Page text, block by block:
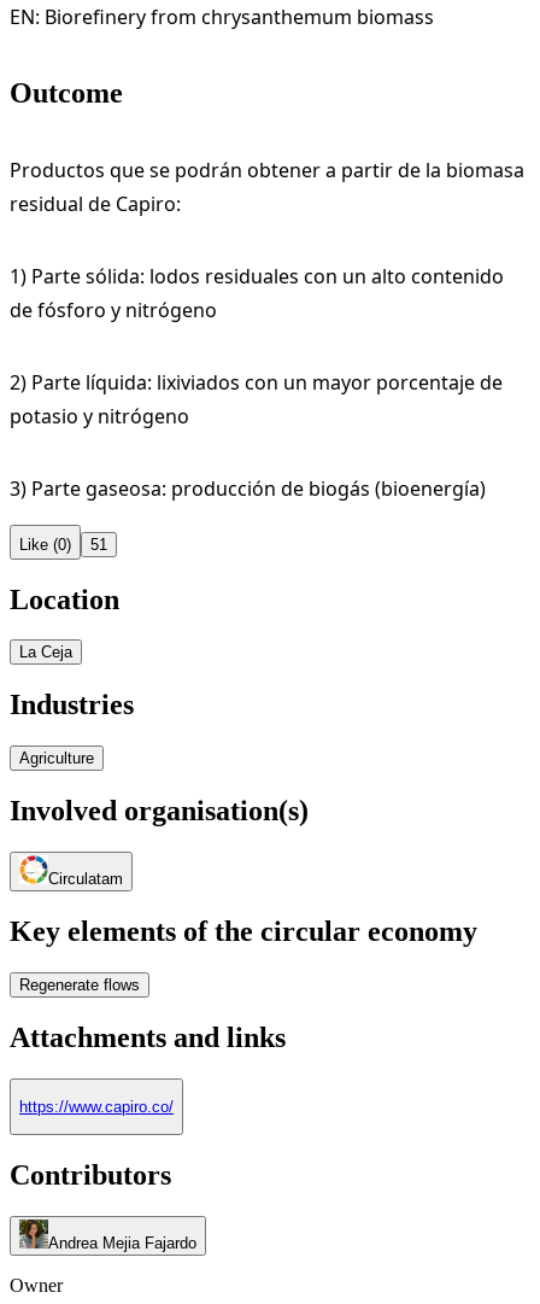
EN: Biorefinery from chrysanthemum biomass
Outcome
Productos que se podrán obtener a partir de la biomasa
residual de Capiro:
1) Parte sólida: lodos residuales con un alto contenido
de fósforo y nitrógeno
2) Parte líquida: lixiviados con un mayor porcentaje de
potasio y nitrógeno
3) Parte gaseosa: producción de biogás (bioenergía)
Like (0) 51
Location
La Ceja
Industries
Agriculture
Involved organisation(s)
Circulatam
Key elements of the circular economy
Regenerate flows
Attachments and links
https://www.capiro.co/
Contributors
Andrea Mejia Fajardo
Owner